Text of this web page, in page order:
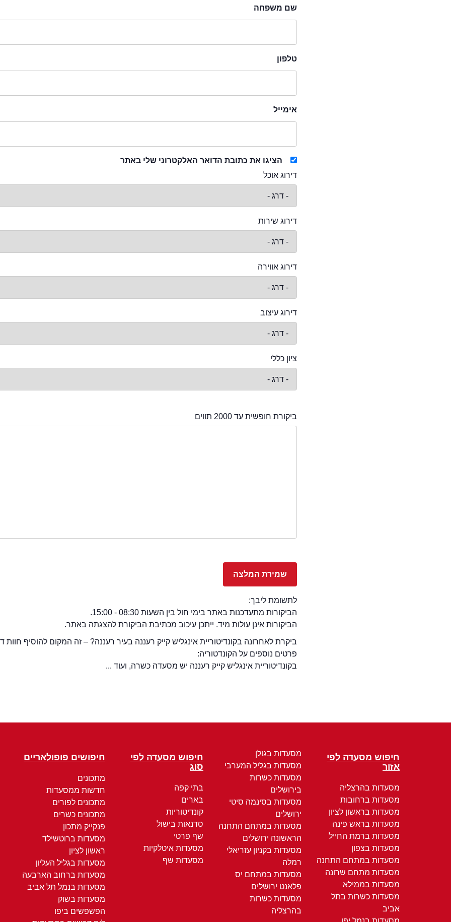
שם משפחה
טלפון
אימייל
הציגו את כתובת הדואר האלקטרוני שלי באתר
דירוג אוכל
דירוג שירות
דירוג אווירה
דירוג עיצוב
ציון כללי
ביקורת חופשית עד 2000 תווים
לתשומת ליבך:
הביקורות מתעדכנות באתר בימי חול בין השעות 08:30 - 15:00.
הביקורות אינן עולות מיד. ייתכן עיכוב מכתיבת הביקורת להצגתה באתר.
ביקרת לאחרונה בקונדיטוריית אינגליש קייק רעננה בעיר רעננה? – זה המקום להוסיף חוות
פרטים נוספים על הקונדטוריה:
בקונדיטוריית אינגליש קייק רעננה יש מסעדה כשרה, ועוד ...
חיפוש מסעדה לפי
אזור
מסעדות בהרצליה
מסעדות ברחובות
מסעדות בראשון לציון
מסעדות בראש פינה
מסעדות ברמת החייל
מסעדות בצפון
מסעדות במתחם התחנה
מסעדות מתחם שרונה
מסעדות בממילא
מסעדות כשרות בתל
אביב
מסעדות בגולן
מסעדות בגליל המערבי
מסעדות כשרות
בירושלים
מסעדות בסינמה סיטי
ירושלים
מסעדות במתחם התחנה
הראשונה ירושלים
מסעדות בקניון עזריאלי
רמלה
מסעדות במתחם יס
פלאנט ירושלים
מסעדות כשרות
בהרצליה
חיפוש מסעדה לפי
סוג
בתי קפה
בארים
קונדיטוריות
סדנאות בישול
שף פרטי
מסעדות איטלקיות
מסעדות שף
חיפושים פופולאריים
מתכונים
חדשות ממסעדות
מתכונים לפורים
מתכונים כשרים
פנקייק מתכון
מסעדות ברוטשילד
ראשון לציון
מסעדות בגליל העליון
מסעדות ברחוב הארבעה
מסעדות בנמל תל אביב
מסעדות בשוק
הפשפשים ביפו